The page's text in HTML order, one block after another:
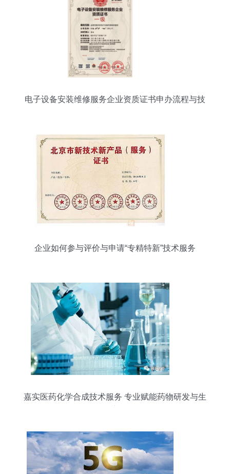
电子设备安装维修服务企业资质证书申办流程与技
企业如何参与评价与申请“专精特新”技术服务
嘉实医药化学合成技术服务 专业赋能药物研发与生